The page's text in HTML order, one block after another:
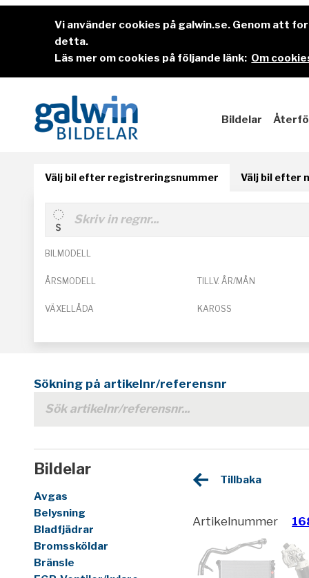
Vi använder cookies på galwin.se. Genom att
detta.
Läs mer om cookies på följande länk: Om
Bildelar
Välj bil efter registreringsnummer Välj bil efter
BILMODELL
ÅRSMODELL TILLV. ÅR/MÅN
VÄXELLÅDA KAROSS
Sökning på artikelnr/referensnr
Bildelar
Avgas
Belysning
Bladfjädrar
Bromssköldar
Bränsle
Tillbaka
Artikelnummer